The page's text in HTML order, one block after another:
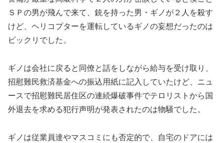
ＳＰの男が飛んで来て、銃を持った男・ギノが２人を殺す
けど、ヘリコプターを運転しているギノの妄想だったのは
ビックリでした。
ギノは会社に戻ると同僚と話をしながら給与を受け取り、
招慰難民救済基金への振込用紙に記入していたけど、ニュ
ースで招慰難民居住区の連続爆破事件でテロリストから国
外退去を求める犯行声明が発表されたのは物騒でした。
ギノは従業員達やマスコミにも否定的で、自宅のドアには